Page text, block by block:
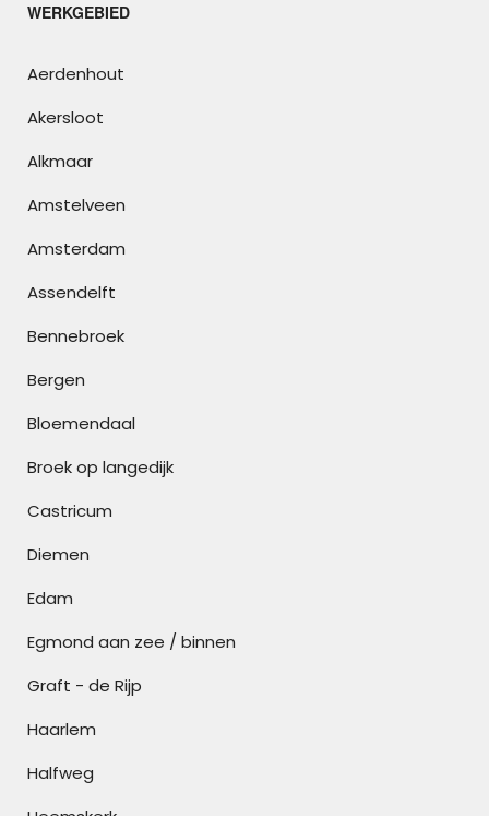
WERKGEBIED
Aerdenhout
Akersloot
Alkmaar
Amstelveen
Amsterdam
Assendelft
Bennebroek
Bergen
Bloemendaal
Broek op langedijk
Castricum
Diemen
Edam
Egmond aan zee / binnen
Graft - de Rijp
Haarlem
Halfweg